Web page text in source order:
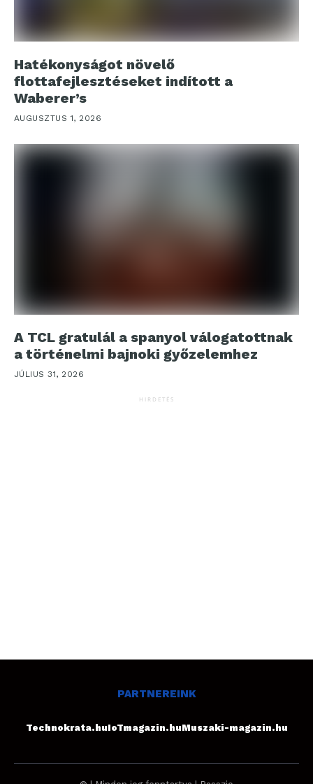
Hatékonyságot növelő
flottafejlesztéseket indított a
Waberer’s
AUGUSZTUS 1, 2026
A TCL gratulál a spanyol válogatottnak
a történelmi bajnoki győzelemhez
JÚLIUS 31, 2026
HIRDETÉS
PARTNEREINK
Technokrata.huIoTmagazin.huMuszaki-magazin.hu